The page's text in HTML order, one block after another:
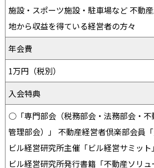
施設・スポーツ施設・駐車場など 不動
地から収益を得ている経営者の方々
年会費
1万円（税別）
入会特典
○「専門部会（税務部会・法務部会・不
管理部会）」 不動産経営者倶楽部会員
ビル経営研究所主催「ビル経営サミッ
ビル経営研究所発行書籍「不動産ソリ